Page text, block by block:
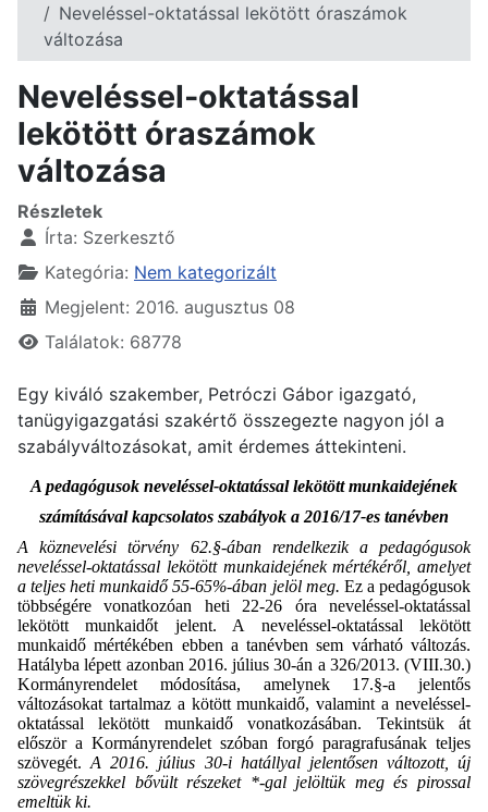
Neveléssel-oktatással lekötött óraszámok
változása
Neveléssel-oktatással
lekötött óraszámok
változása
Részletek
Írta: Szerkesztő
Kategória: Nem kategorizált
Megjelent: 2016. augusztus 08
Találatok: 68778
Egy kiváló szakember, Petróczi Gábor igazgató,
tanügyigazgatási szakértő összegezte nagyon jól a
szabályváltozásokat, amit érdemes áttekinteni.
A pedagógusok neveléssel-oktatással lekötött munkaidejének
számításával kapcsolatos szabályok a 2016/17-es tanévben
A köznevelési törvény 62.§-ában rendelkezik a pedagógusok
neveléssel-oktatással lekötött munkaidejének mértékéről, amelyet
a teljes heti munkaidő 55-65%-ában jelöl meg. Ez a pedagógusok
többségére vonatkozóan heti 22-26 óra neveléssel-oktatással
lekötött munkaidőt jelent. A neveléssel-oktatással lekötött
munkaidő mértékében ebben a tanévben sem várható változás.
Hatályba lépett azonban 2016. július 30-án a 326/2013. (VIII.30.)
Kormányrendelet módosítása, amelynek 17.§-a jelentős
változásokat tartalmaz a kötött munkaidő, valamint a neveléssel-
oktatással lekötött munkaidő vonatkozásában. Tekintsük át
először a Kormányrendelet szóban forgó paragrafusának teljes
szövegét.A 2016. július 30-i hatállyal jelentősen változott, új
szövegrészekkel bővült részeket *-gal jelöltük meg és pirossal
emeltük ki.